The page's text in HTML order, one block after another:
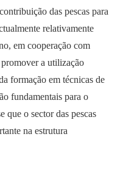
das pescas para
relativamente
em cooperação com
a utilização
formação em técnicas de
fundamentais para o
que o sector das pescas
na estrutura